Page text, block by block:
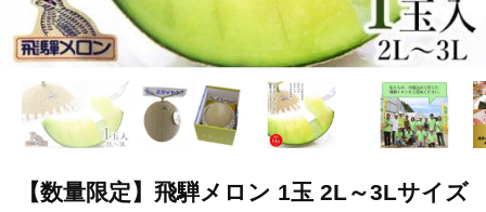
【数量限定】飛騨メロン 1玉 2L～3Lサイズ